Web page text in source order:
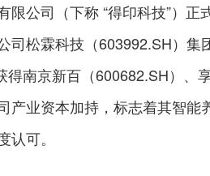
限公司（下称 “得印科技”）
司松霖科技（603992.SH）集
得南京新百（600682.SH）、
产业资本加持，标志着其智
可。